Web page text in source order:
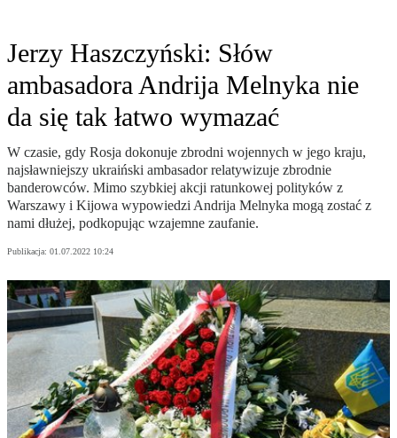
Jerzy Haszczyński: Słów
ambasadora Andrija Melnyka nie
da się tak łatwo wymazać
W czasie, gdy Rosja dokonuje zbrodni wojennych w jego kraju,
najsławniejszy ukraiński ambasador relatywizuje zbrodnie
banderowców. Mimo szybkiej akcji ratunkowej polityków z
Warszawy i Kijowa wypowiedzi Andrija Melnyka mogą zostać z
nami dłużej, podkopując wzajemne zaufanie.
Publikacja: 01.07.2022 10:24